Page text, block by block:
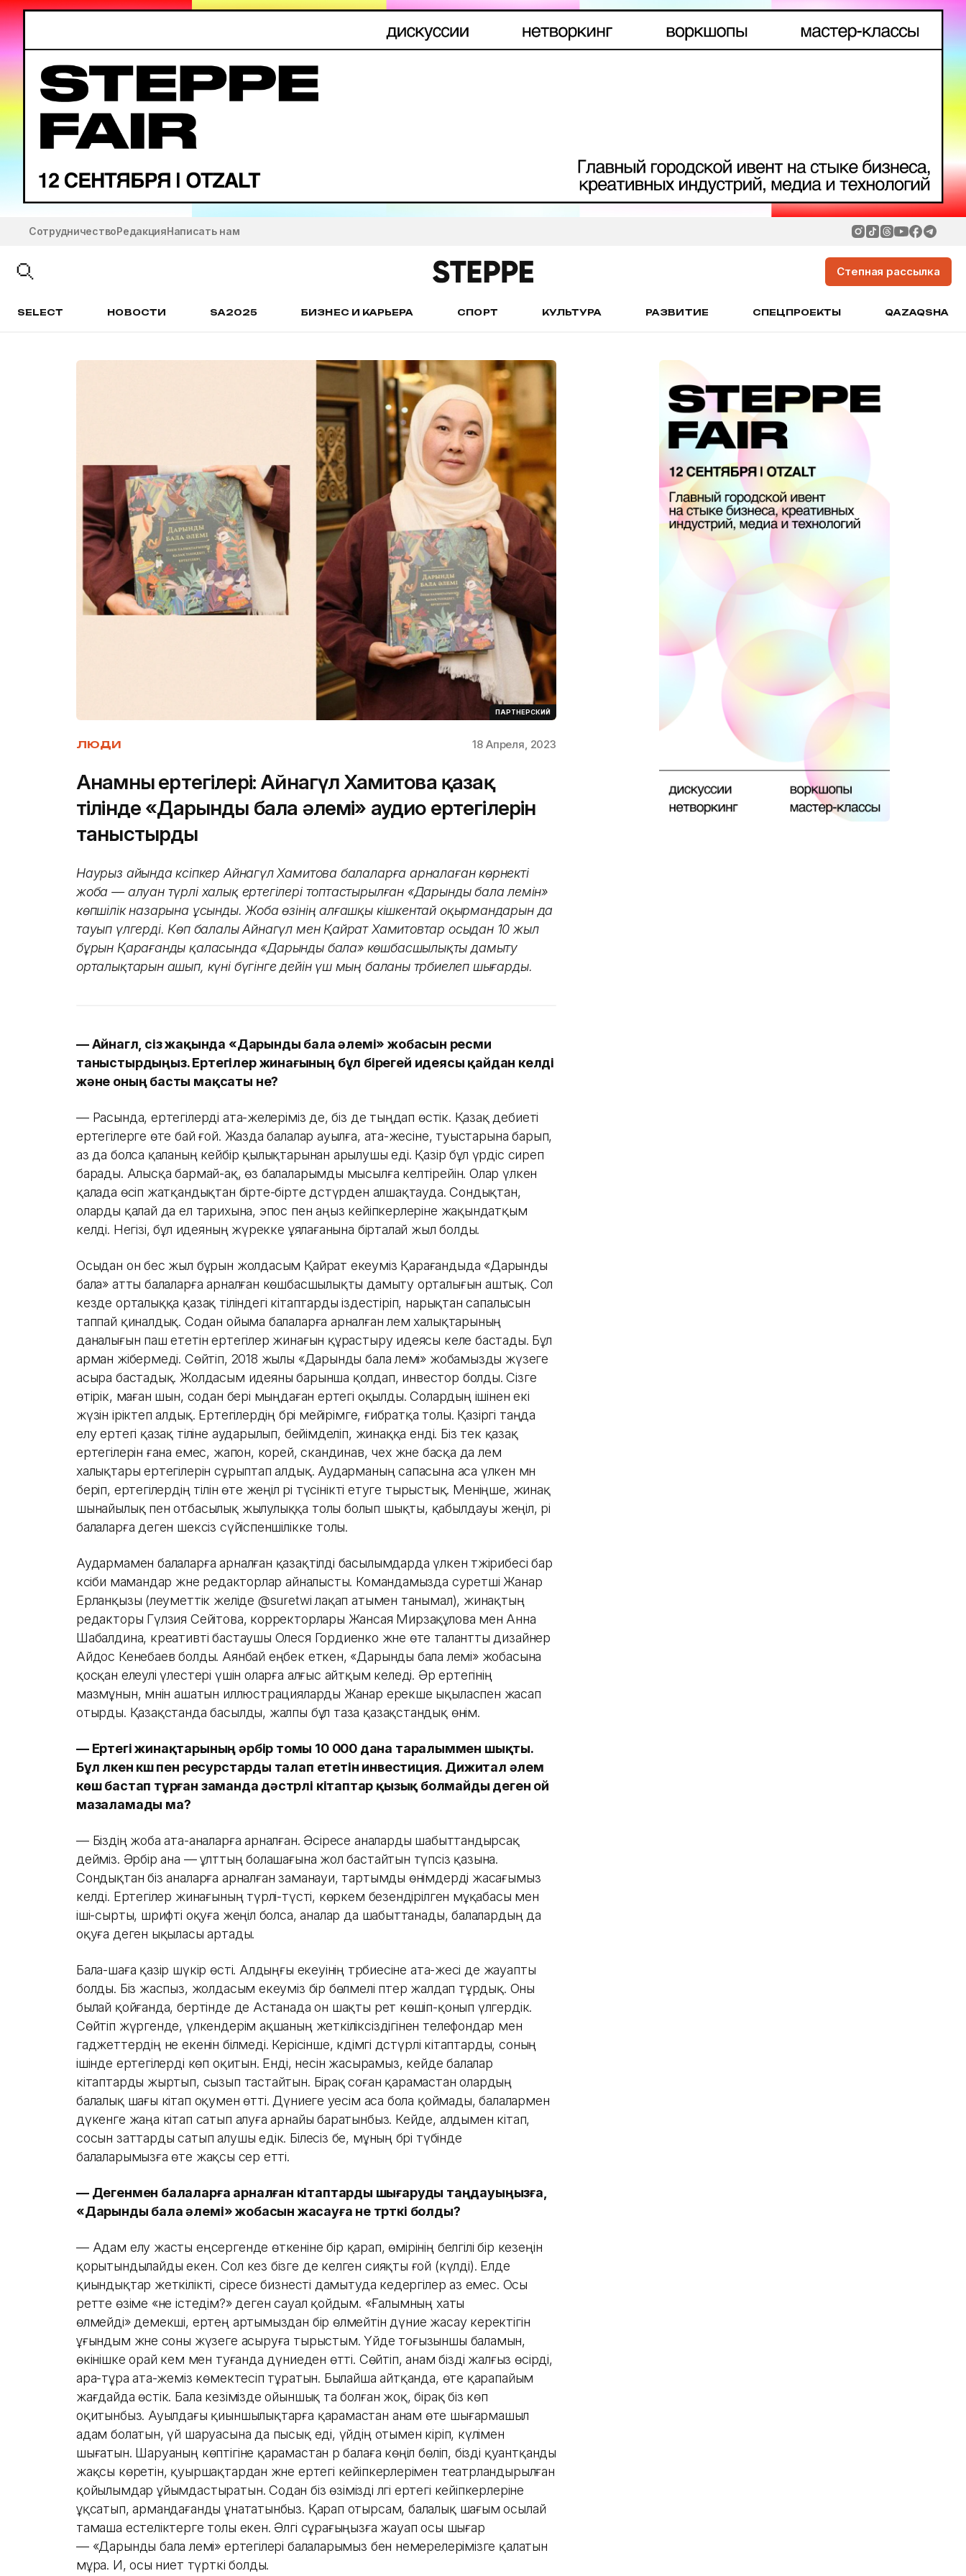
СотрудничествоРедакцияНаписать нам
Степная рассылка
SELECT НОВОСТИ SA2025 БИЗНЕС И КАРЬЕРА СПОРТ КУЛЬТУРА РАЗВИТИЕ СПЕЦПРОЕКТЫ QAZAQSHA
ПАРТНЕРСКИЙ
ЛЮДИ 18 Апреля, 2023
Анамның ертегілері: Айнагүл Хамитова қазақ
тілінде «Дарынды бала әлемі» аудио ертегілерін
таныстырды
Наурыз айында кәсіпкер Айнагүл Хамитова балаларға арналаған көрнекті
жоба — алуан түрлі халық ертегілері топтастырылған «Дарынды бала әлемін»
көпшілік назарына ұсынды. Жоба өзінің алғашқы кішкентай оқырмандарын да
тауып үлгерді. Көп балалы Айнагүл мен Қайрат Хамитовтар осыдан 10 жыл
бұрын Қарағанды ​​қаласында «Дарынды бала» көшбасшылықты дамыту
орталықтарын ашып, күні бүгінге дейін үш мың баланы тәрбиелеп шығарды.
— Айнагүл, сіз жақында «Дарынды бала әлемі» жобасын ресми
таныстырдыңыз. Ертегілер жинағының бұл бірегей идеясы қайдан келді
және оның басты мақсаты не?
— Расында, ертегілерді ата-әжелеріміз де, біз де тыңдап өстік. Қазақ әдебиеті
ертегілерге өте бай ғой. Жазда балалар ауылға, ата-әжесіне, туыстарына барып,
аз да болса қаланың кейбір қылықтарынан арылушы еді. Қазір бұл үрдіс сиреп
барады. Алысқа бармай-ақ, өз балаларымды мысылға келтірейін. Олар үлкен
қалада өсіп жатқандықтан бірте-бірте дәстүрден алшақтауда. Сондықтан,
оларды қалай да ел тарихына, эпос пен аңыз кейіпкерлеріне жақындатқым
келді. Негізі, бұл идеяның жүрекке ұялағанына бірталай жыл болды.
Осыдан он бес жыл бұрын жолдасым Қайрат екеуміз Қарағандыда «Дарынды
бала» атты балаларға арналған көшбасшылықты дамыту орталығын аштық. Сол
кезде орталыққа қазақ тіліндегі кітаптарды іздестіріп, нарықтан сапалысын
таппай қиналдық. Содан ойыма балаларға арналған әлем халықтарының
даналығын паш ететін ертегілер жинағын құрастыру идеясы келе бастады. Бұл
арман жібермеді. Сөйтіп, 2018 жылы «Дарынды бала әлемі» жобамызды жүзеге
асыра бастадық. Жолдасым идеяны барынша қолдап, инвестор болды. Сізге
өтірік, маған шын, содан бері мыңдаған ертегі оқылды. Солардың ішінен екі
жүзін іріктеп алдық. Ертегілердің бәрі мейірімге, ғибратқа толы. Қазіргі таңда
елу ертегі қазақ тіліне аударылып, бейімделіп, жинаққа енді. Біз тек қазақ
ертегілерін ғана емес, жапон, корей, скандинав, чех және басқа да әлем
халықтары ертегілерін сұрыптап алдық. Аударманың сапасына аса үлкен мән
беріп, ертегілердің тілін өте жеңіл әрі түсінікті етуге тырыстық. Меніңше, жинақ
шынайылық пен отбасылық жылулыққа толы болып шықты, қабылдауы жеңіл, әрі
балаларға деген шексіз сүйіспеншілікке толы.
Аудармамен балаларға арналған қазақтілді басылымдарда үлкен тәжірибесі бар
кәсіби мамандар және редакторлар айналысты. Командамызда суретші Жанар
Ерланқызы (әлеуметтік желіде @suretwi лақап атымен танымал), жинақтың
редакторы Гүлзия Сейітова, корректорлары Жансая Мирзақұлова мен Анна
Шабалдина, креативті бастаушы Олеся Гордиенко және өте талантты дизайнер
Айдос Кенебаев болды. Аянбай еңбек еткен, «Дарынды бала әлемі» жобасына
қосқан елеулі үлестері үшін оларға алғыс айтқым келеді. Әр ертегінің
мазмұнын, мәнін ашатын иллюстрацияларды Жанар ерекше ықыласпен жасап
отырды. Қазақстанда басылды, жалпы бұл таза қазақстандық өнім.
— Ертегі жинақтарының әрбір томы 10 000 дана таралыммен шықты.
Бұл үлкен күш пен ресурстарды талап ететін инвестиция. Дижитал әлем
көш бастап тұрған заманда дәстүрлі кітаптар қызық болмайды деген ой
мазаламады ма?
— Біздің жоба ата-аналарға арналған. Әсіресе аналарды шабыттандырсақ
дейміз. Әрбір ана — ұлттың болашағына жол бастайтын түпсіз қазына.
Сондықтан біз аналарға арналған заманауи, тартымды өнімдерді жасағымыз
келді. Ертегілер жинағының түрлі-түсті, көркем безендірілген мұқабасы мен
іші-сырты, шрифті оқуға жеңіл болса, аналар да шабыттанады, балалардың да
оқуға деген ықыласы артады.
Бала-шаға қазір шүкір өсті. Алдыңғы екеуінің тәрбиесіне ата-әжесі де жауапты
болды. Біз жаспыз, жолдасым екеуміз бір бөлмелі пәтер жалдап тұрдық. Оны
былай қойғанда, бертінде де Астанада он шақты рет көшіп-қонып үлгердік.
Сөйтіп жүргенде, үлкендерім ақшаның жеткіліксіздігінен телефондар мен
гаджеттердің не екенін білмеді. Керісінше, кәдімгі дәстүрлі кітаптарды, соның
ішінде ертегілерді көп оқитын. Енді, несін жасырамыз, кейде балалар
кітаптарды жыртып, сызып тастайтын. Бірақ соған қарамастан олардың
балалық шағы кітап оқумен өтті. Дүниеге әуесім аса бола қоймады, балалармен
дүкенге жаңа кітап сатып алуға арнайы баратынбыз. Кейде, алдымен кітап,
сосын заттарды сатып алушы едік. Білесіз бе, мұның бәрі түбінде
балаларымызға өте жақсы әсер етті.
— Дегенмен балаларға арналған кітаптарды шығаруды таңдауыңызға,
«Дарынды бала әлемі» жобасын жасауға не түрткі болды?
— Адам елу жасты еңсергенде өткеніне бір қарап, өмірінің белгілі бір кезеңін
қорытындылайды екен. Сол кез бізге де келген сияқты ғой (күлді). Елде
қиындықтар жеткілікті, әсіресе бизнесті дамытуда кедергілер аз емес. Осы
ретте өзіме «не істедім?» деген сауал қойдым. «Ғалымның хаты
өлмейді» демекші, ертең артымыздан бір өлмейтін дүние жасау керектігін
ұғындым және соны жүзеге асыруға тырыстым. Үйде тоғызыншы баламын,
өкінішке орай әкем мен туғанда дүниеден өтті. Сөйтіп, анам бізді жалғыз өсірді,
ара-тұра ата-әжеміз көмектесіп тұратын. Былайша айтқанда, өте қарапайым
жағдайда өстік. Бала кезімізде ойыншық та болған жоқ, бірақ біз көп
оқитынбыз. Ауылдағы қиыншылықтарға қарамастан анам өте шығармашыл
адам болатын, үй шаруасына да пысық еді, үйдің отымен кіріп, күлімен
шығатын. Шаруаның көптігіне қарамастан әр балаға көңіл бөліп, бізді қуантқанды
жақсы көретін, қуыршақтардан және ертегі кейіпкерлерімен театрландырылған
қойылымдар ұйымдастыратын. Содан біз өзімізді әлгі ертегі кейіпкерлеріне
ұқсатып, армандағанды ​​ұнататынбыз. Қарап отырсам, балалық шағым осылай
тамаша естеліктерге толы екен. Әлгі сұрағыңызға жауап осы шығар
— «Дарынды бала әлемі» ертегілері балаларымыз бен немерелерімізге қалатын
мұра. Иә, осы ниет түрткі болды.